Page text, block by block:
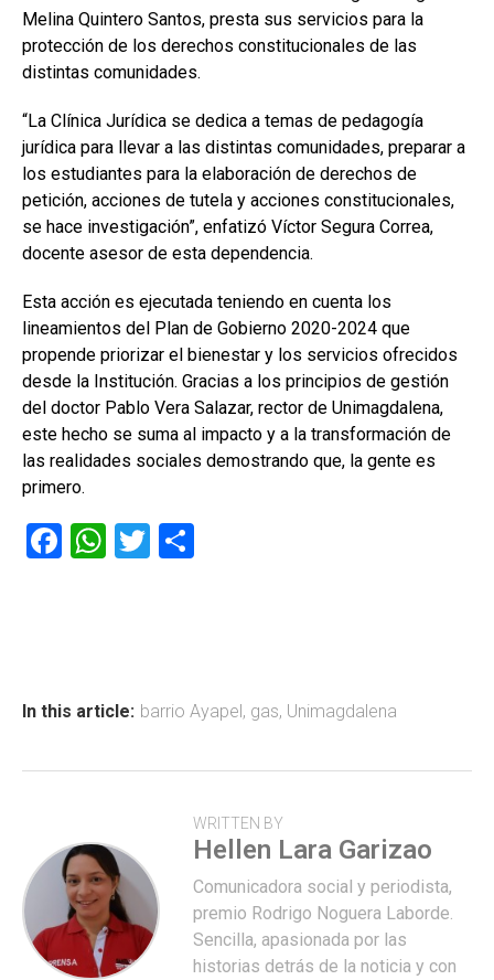
Melina Quintero Santos, presta sus servicios para la
protección de los derechos constitucionales de las
distintas comunidades.
“La Clínica Jurídica se dedica a temas de pedagogía
jurídica para llevar a las distintas comunidades, preparar a
los estudiantes para la elaboración de derechos de
petición, acciones de tutela y acciones constitucionales,
se hace investigación”, enfatizó Víctor Segura Correa,
docente asesor de esta dependencia.
Esta acción es ejecutada teniendo en cuenta los
lineamientos del Plan de Gobierno 2020-2024 que
propende priorizar el bienestar y los servicios ofrecidos
desde la Institución. Gracias a los principios de gestión
del doctor Pablo Vera Salazar, rector de Unimagdalena,
este hecho se suma al impacto y a la transformación de
las realidades sociales demostrando que, la gente es
primero.
F
ok
W
p
T
tir
In this article: barrio Ayapel, gas, Unimagdalena
WRITTEN BY
Hellen Lara Garizao
Comunicadora social y periodista,
premio Rodrigo Noguera Laborde.
Sencilla, apasionada por las
historias detrás de la noticia y con